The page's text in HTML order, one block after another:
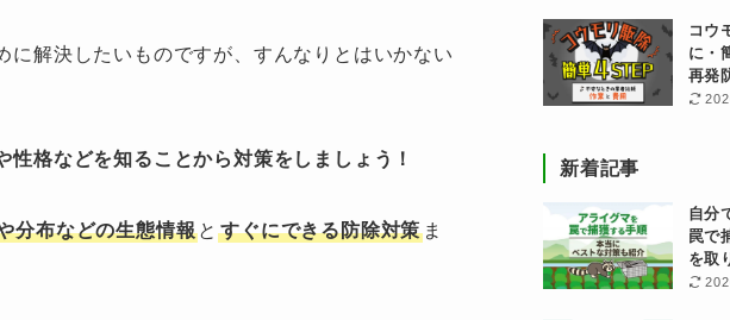
に解決したいものですが、すんなりとはいかない
性格などを知ることから対策をしましょう！
分布などの生態情報 とすぐにできる防除対策 ま
コウ
に・
再発
新着記事
自分
罠で
を取